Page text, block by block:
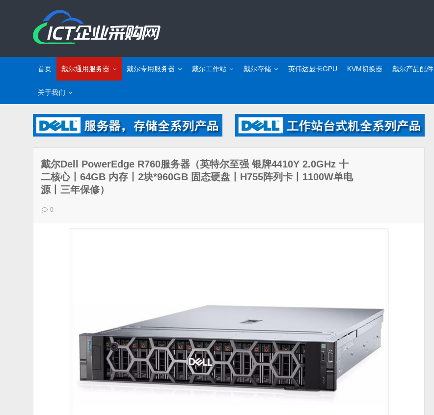
首页 戴尔通用服务器 戴尔专用服务器 戴尔工作站 戴尔存储 英伟达显卡GPU KVM切换器 戴尔产品配件
关于我们
戴尔Dell PowerEdge R760服务器（英特尔至强 银牌4410Y 2.0GHz 十
二核心丨64GB 内存丨2块*960GB 固态硬盘丨H755阵列卡丨1100W单电
源丨三年保修）
0